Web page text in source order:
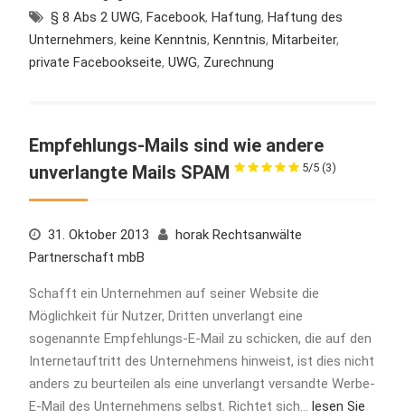
§ 8 Abs 2 UWG, Facebook, Haftung, Haftung des
Unternehmers, keine Kenntnis, Kenntnis, Mitarbeiter,
private Facebookseite, UWG, Zurechnung
Empfehlungs-Mails sind wie andere
unverlangte Mails SPAM
5/5 (3)
31. Oktober 2013
horak Rechtsanwälte
Partnerschaft mbB
Schafft ein Unternehmen auf seiner Website die
Möglichkeit für Nutzer, Dritten unverlangt eine
sogenannte Empfehlungs-E-Mail zu schicken, die auf den
Internetauftritt des Unternehmens hinweist, ist dies nicht
anders zu beurteilen als eine unverlangt versandte Werbe-
E-Mail des Unternehmens selbst. Richtet sich… lesen Sie